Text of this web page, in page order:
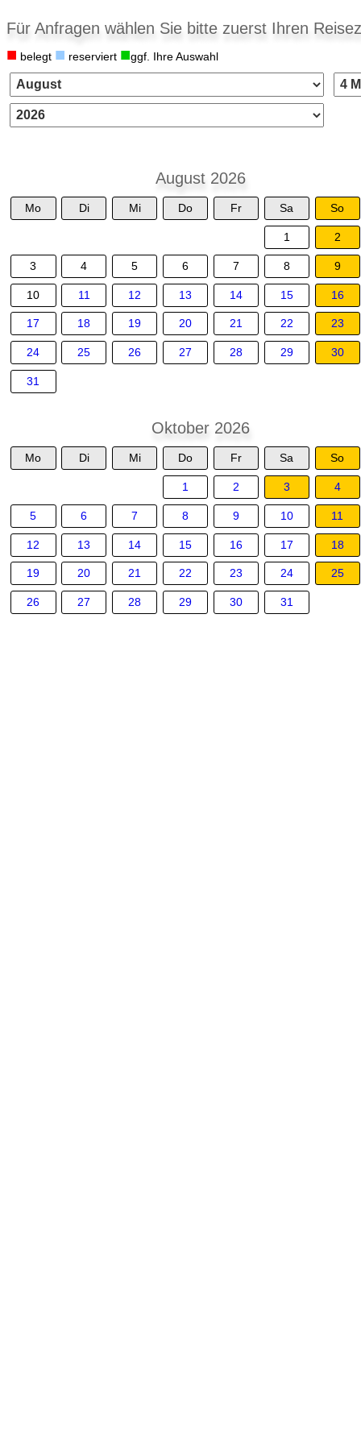
Für Anfragen wählen Sie bitte zuerst Ihren
■ belegt ■ reserviert ■ggf. Ihre Auswahl
August 2026
Mo Di Mi Do Fr Sa So
1 2
3 4 5 6 7 8 9
10 11 12 13 14 15 16
17 18 19 20 21 22 23
24 25 26 27 28 29 30
31
Oktober 2026
Mo Di Mi Do Fr Sa So
1 2 3 4
5 6 7 8 9 10 11
12 13 14 15 16 17 18
19 20 21 22 23 24 25
26 27 28 29 30 31